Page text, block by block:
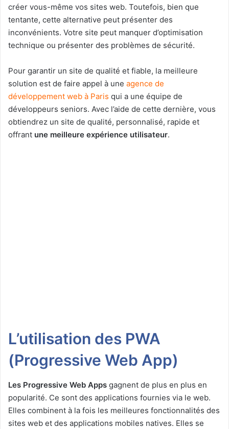
créer vous-même vos sites web. Toutefois, bien que
tentante, cette alternative peut présenter des
inconvénients. Votre site peut manquer d’optimisation
technique ou présenter des problèmes de sécurité.
Pour garantir un site de qualité et fiable, la meilleure
solution est de faire appel à une agence de
développement web à Paris qui a une équipe de
développeurs seniors. Avec l’aide de cette dernière, vous
obtiendrez un site de qualité, personnalisé, rapide et
offrant une meilleure expérience utilisateur.
L’utilisation des PWA
(Progressive Web App)
Les Progressive Web Apps gagnent de plus en plus en
popularité. Ce sont des applications fournies via le web.
Elles combinent à la fois les meilleures fonctionnalités des
sites web et des applications mobiles natives. Elles se